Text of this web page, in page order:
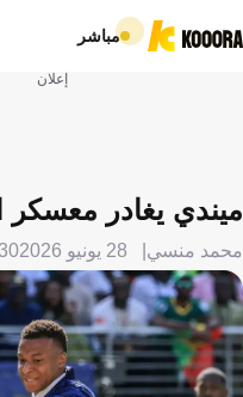
مباشر
إعلان
ميندي يغادر معسكر
محمد منسي 28 يونيو 2026